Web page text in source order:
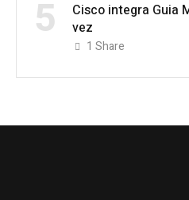
5
Cisco integra Guia
vez
1 Share